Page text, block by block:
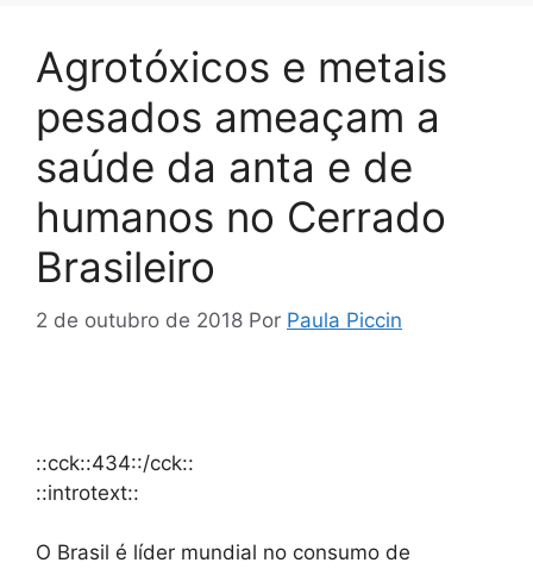
Agrotóxicos e metais
pesados ameaçam a
saúde da anta e de
humanos no Cerrado
Brasileiro
2 de outubro de 2018 Por Paula Piccin
::cck::434::/cck::
::introtext::
O Brasil é líder mundial no consumo de